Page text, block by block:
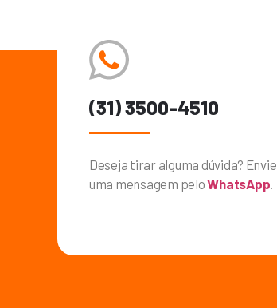
(31) 3500-4510
Deseja tirar alguma dúvida? Envie
uma mensagem peloWhatsApp